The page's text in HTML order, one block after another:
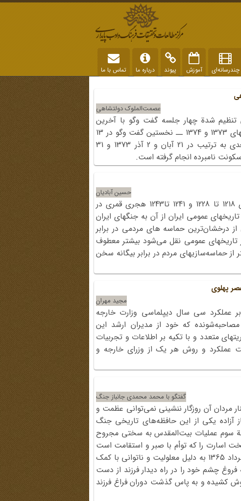
چندرسانه‌ای آموزش پیوند درباره ما تماس با ما
عصمت‌‏الملوک دولتشاهی
تنظیم شدة چهار جلسه گفت وگو با آخرین
همسر رضاشاه است که در سالهای 1373 و 1374 ــ نخستین گفت وگو در 13
خرداد 1373 و مصاحبه‌‏های بعدی به ترتیب در 21 آبان و 2 آذر 1373 و 31
حسین آبادیان
سلسله نبردهایی که در سالهای 1218 تا 1228 و 1241 تا1243 هجری قمری در
عمومی ایران از آن به جنگهای ایران
درخشان‌ترین حماسه های مردمی در برابر
تاریخهای عمومی نقل می‌شود بیشتر معطوف
حماسه‌سازیهای مردم در برابر بیگانه سخن
پهلوی
مجید مهران
عملکرد سی سال دیپلماسی وزارت خارجه
از سال 1329 تا 1359. مصاحبه‌شونده که خود از مدیران ارشد این
متعدد و با تکیه بر اطلاعات و تجربیات
عملکرد و روش هر یک از وزرای خارجه و
گفتگو با محمد محمدی جانباز جنگ
آن روزگار ننشینی نمی‌توانی عظمت و
آزاده یکی از این حافظه‌های تاریخی جنگ
سوم عملیات بیت‌المقدس به سختی مجروح
اسارت را که توأم با صبر و استقامت است
در کنار مرحوم حاج‌آقا ابوترابی سپری می‌کند و در مرداد 1365 به دلیل معلولیت و ناتوانی با کمک
چشم خود را در راه دیدار فرزند از دست
کشیده و به پاس گذشت دوران فراغ فرزند